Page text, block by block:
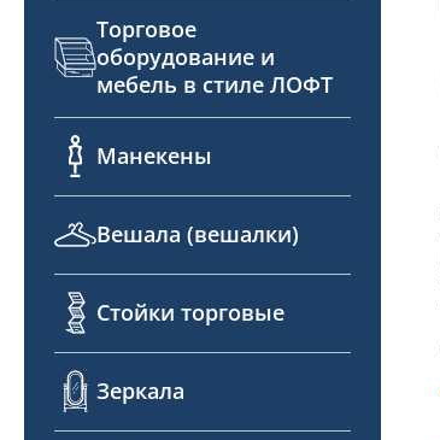
Торговое
оборудование и
мебель в стиле ЛОФТ
Манекены
Вешала (вешалки)
Стойки торговые
Зеркала